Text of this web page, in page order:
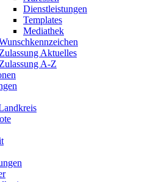
Dienstleistungen
Templates
Mediathek
Zulassung Aktuelles
Zulassung A-Z